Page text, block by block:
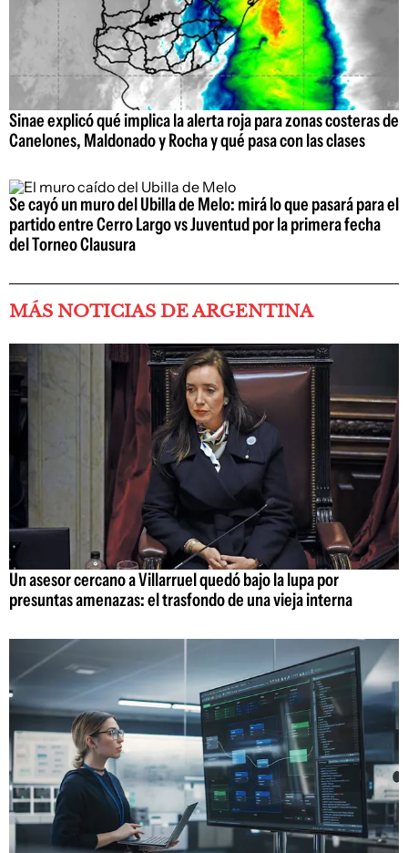
Sinae explicó qué implica la alerta roja para zonas costeras de
Canelones, Maldonado y Rocha y qué pasa con las clases
Se cayó un muro del Ubilla de Melo: mirá lo que pasará para el
partido entre Cerro Largo vs Juventud por la primera fecha
del Torneo Clausura
MÁS NOTICIAS DE ARGENTINA
Un asesor cercano a Villarruel quedó bajo la lupa por
presuntas amenazas: el trasfondo de una vieja interna